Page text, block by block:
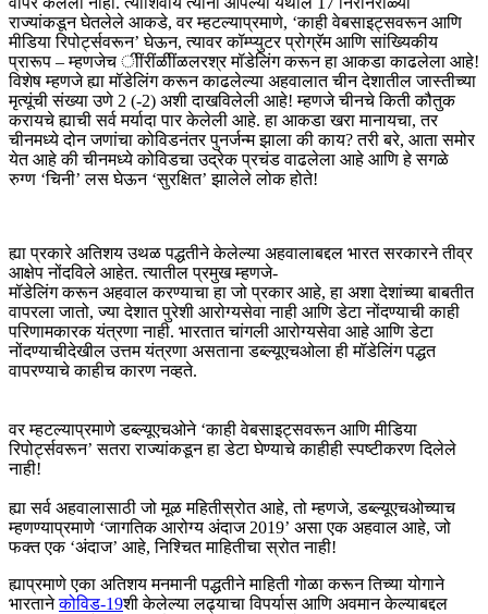
राज्यांकडून घेतलेले आकडे, वर म्हटल्याप्रमाणे, ‘काही वेबसाइट्सवरून आणि
मीडिया रिपोर्ट्सवरून’ घेऊन, त्यावर कॉम्प्युटर प्रोग्रॅम आणि सांख्यिकीय
प्रारूप – म्हणजेच ीींरींळीींळलरश्र मॉडेलिंग करून हा आकडा काढलेला आहे!
विशेष म्हणजे ह्या मॉडेलिंग करून काढलेल्या अहवालात चीन देशातील जास्तीच्या
मृत्यूंची संख्या उणे 2 (-2) अशी दाखविलेली आहे! म्हणजे चीनचे किती कौतुक
करायचे ह्याची सर्व मर्यादा पार केलेली आहे. हा आकडा खरा मानायचा, तर
चीनमध्ये दोन जणांचा कोविडनंतर पुनर्जन्म झाला की काय? तरी बरे, आता समोर
येत आहे की चीनमध्ये कोविडचा उद्रेक प्रचंड वाढलेला आहे आणि हे सगळे
रुग्ण ‘चिनी’ लस घेऊन ‘सुरक्षित’ झालेले लोक होते!
ह्या प्रकारे अतिशय उथळ पद्धतीने केलेल्या अहवालाबद्दल भारत सरकारने तीव्र
आक्षेप नोंदविले आहेत. त्यातील प्रमुख म्हणजे-
मॉडेलिंग करून अहवाल करण्याचा हा जो प्रकार आहे, हा अशा देशांच्या बाबतीत
वापरला जातो, ज्या देशात पुरेशी आरोग्यसेवा नाही आणि डेटा नोंदण्याची काही
परिणामकारक यंत्रणा नाही. भारतात चांगली आरोग्यसेवा आहे आणि डेटा
नोंदण्याचीदेखील उत्तम यंत्रणा असताना डब्ल्यूएचओला ही मॉडेलिंग पद्धत
वापरण्याचे काहीच कारण नव्हते.
वर म्हटल्याप्रमाणे डब्ल्यूएचओने ‘काही वेबसाइट्सवरून आणि मीडिया
रिपोर्ट्सवरून’ सतरा राज्यांकडून हा डेटा घेण्याचे काहीही स्पष्टीकरण दिलेले
नाही!
ह्या सर्व अहवालासाठी जो मूळ महितीस्रोत आहे, तो म्हणजे, डब्ल्यूएचओच्याच
म्हणण्याप्रमाणे ‘जागतिक आरोग्य अंदाज 2019’ असा एक अहवाल आहे, जो
फक्त एक ‘अंदाज’ आहे, निश्चित माहितीचा स्रोत नाही!
ह्याप्रमाणे एका अतिशय मनमानी पद्धतीने माहिती गोळा करून तिच्या योगाने
भारतानेकोविड-19शी केलेल्या लढ्याचा विपर्यास आणि अवमान केल्याबद्दल